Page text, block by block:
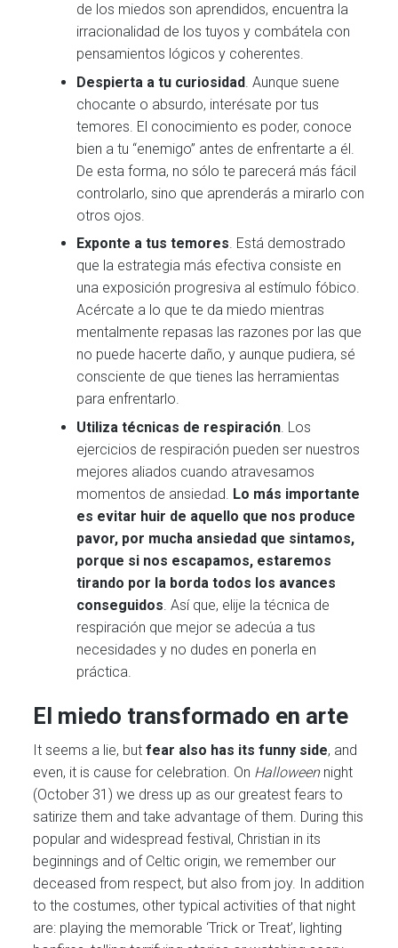
de los miedos son aprendidos, encuentra la
irracionalidad de los tuyos y combátela con
pensamientos lógicos y coherentes.
Despierta a tu curiosidad . Aunque suene
chocante o absurdo, interésate por tus
temores. El conocimiento es poder, conoce
bien a tu “enemigo” antes de enfrentarte a él.
De esta forma, no sólo te parecerá más fácil
controlarlo, sino que aprenderás a mirarlo con
otros ojos.
Exponte a tus temores. Está demostrado
que la estrategia más efectiva consiste en
una exposición progresiva al estímulo fóbico.
Acércate a lo que te da miedo mientras
mentalmente repasas las razones por las que
no puede hacerte daño, y aunque pudiera, sé
consciente de que tienes las herramientas
para enfrentarlo.
Utiliza técnicas de respiración . Los
ejercicios de respiración pueden ser nuestros
mejores aliados cuando atravesamos
momentos de ansiedad. Lo más importante
es evitar huir de aquello que nos produce
pavor, por mucha ansiedad que sintamos,
porque si nos escapamos, estaremos
tirando por la borda todos los avances
conseguidos . Así que, elije la técnica de
respiración que mejor se adecúa a tus
necesidades y no dudes en ponerla en
práctica.
El miedo transformado en arte
It seems a lie, butfear also has its funny side, and
even, it is cause for celebration. On Halloweennight
(October 31) we dress up as our greatest fears to
satirize them and take advantage of them. During this
popular and widespread festival, Christian in its
beginnings and of Celtic origin, we remember our
deceased from respect, but also from joy. In addition
to the costumes, other typical activities of that night
are: playing the memorable ‘Trick or Treat’, lighting